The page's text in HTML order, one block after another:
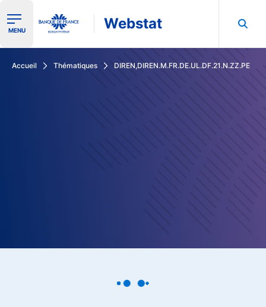
Ouvrir le menu de navigation
MENU Webstat
Accueil Thématiques DIREN,DIREN.M.FR.DE.UL.DF.21.N.ZZ.PE